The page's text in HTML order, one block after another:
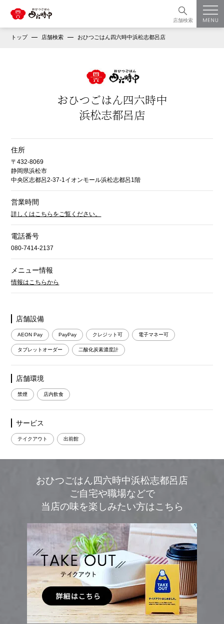
店舗検索
トップ 店舗検索 おひつごはん四六時中浜松志都呂店
おひつごはん四六時中
浜松志都呂店
住所
〒432-8069
静岡県浜松市
中央区志都呂2-37-1イオンモール浜松志都呂1階
営業時間
詳しくはこちらをご覧ください。
電話番号
080-7414-2137
メニュー情報
情報はこちらから
店舗設備
AEON Pay PayPay クレジット可 電子マネー可
タブレットオーダー 二酸化炭素濃度計
店舗環境
禁煙 店内飲食
サービス
テイクアウト 出前館
おひつごはん四六時中浜松志都呂店
ご自宅や職場などで
当店の味を楽しみたい方はこちら